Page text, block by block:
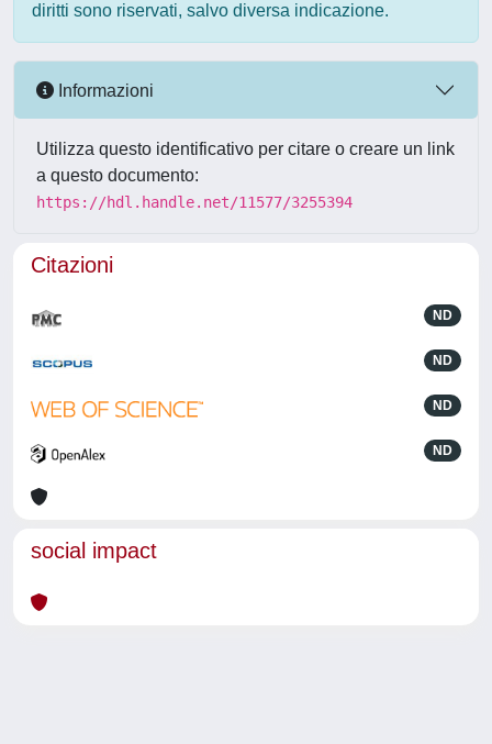
diritti sono riservati, salvo diversa indicazione.
Informazioni
Utilizza questo identificativo per citare o creare un link
a questo documento:
https://hdl.handle.net/11577/3255394
Citazioni
ND
ND
ND
ND
social impact